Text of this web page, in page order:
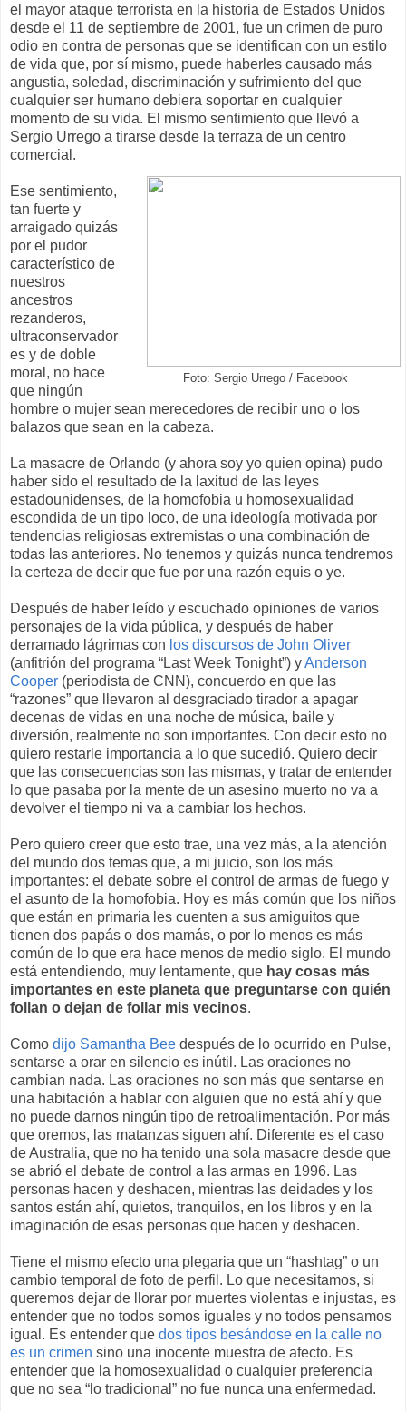
el mayor ataque terrorista en la historia de Estados Unidos
desde el 11 de septiembre de 2001, fue un crimen de puro
odio en contra de personas que se identifican con un estilo
de vida que, por sí mismo, puede haberles causado más
angustia, soledad, discriminación y sufrimiento del que
cualquier ser humano debiera soportar en cualquier
momento de su vida. El mismo sentimiento que llevó a
Sergio Urrego a tirarse desde la terraza de un centro
comercial.
Foto: Sergio Urrego / Facebook
Ese sentimiento,
tan fuerte y
arraigado quizás
por el pudor
característico de
nuestros
ancestros
rezanderos,
ultraconservador
es y de doble
moral, no hace
que ningún
hombre o mujer sean merecedores de recibir uno o los
balazos que sean en la cabeza.
La masacre de Orlando (y ahora soy yo quien opina) pudo
haber sido el resultado de la laxitud de las leyes
estadounidenses, de la homofobia u homosexualidad
escondida de un tipo loco, de una ideología motivada por
tendencias religiosas extremistas o una combinación de
todas las anteriores. No tenemos y quizás nunca tendremos
la certeza de decir que fue por una razón equis o ye.
Después de haber leído y escuchado opiniones de varios
personajes de la vida pública, y después de haber
derramado lágrimas con los discursos de John Oliver
(anfitrión del programa “Last Week Tonight”) yAnderson
Cooper (periodista de CNN), concuerdo en que las
“razones” que llevaron al desgraciado tirador a apagar
decenas de vidas en una noche de música, baile y
diversión, realmente no son importantes. Con decir esto no
quiero restarle importancia a lo que sucedió. Quiero decir
que las consecuencias son las mismas, y tratar de entender
lo que pasaba por la mente de un asesino muerto no va a
devolver el tiempo ni va a cambiar los hechos.
Pero quiero creer que esto trae, una vez más, a la atención
del mundo dos temas que, a mi juicio, son los más
importantes: el debate sobre el control de armas de fuego y
el asunto de la homofobia. Hoy es más común que los niños
que están en primaria les cuenten a sus amiguitos que
tienen dos papás o dos mamás, o por lo menos es más
común de lo que era hace menos de medio siglo. El mundo
está entendiendo, muy lentamente, que hay cosas más
importantes en este planeta que preguntarse con quién
follan o dejan de follar mis vecinos.
Como dijo Samantha Bee después de lo ocurrido en Pulse,
sentarse a orar en silencio es inútil. Las oraciones no
cambian nada. Las oraciones no son más que sentarse en
una habitación a hablar con alguien que no está ahí y que
no puede darnos ningún tipo de retroalimentación. Por más
que oremos, las matanzas siguen ahí. Diferente es el caso
de Australia, que no ha tenido una sola masacre desde que
se abrió el debate de control a las armas en 1996. Las
personas hacen y deshacen, mientras las deidades y los
santos están ahí, quietos, tranquilos, en los libros y en la
imaginación de esas personas que hacen y deshacen.
Tiene el mismo efecto una plegaria que un “hashtag” o un
cambio temporal de foto de perfil. Lo que necesitamos, si
queremos dejar de llorar por muertes violentas e injustas, es
entender que no todos somos iguales y no todos pensamos
igual. Es entender que dos tipos besándose en la calle no
es un crimen sino una inocente muestra de afecto. Es
entender que la homosexualidad o cualquier preferencia
que no sea “lo tradicional” no fue nunca una enfermedad.